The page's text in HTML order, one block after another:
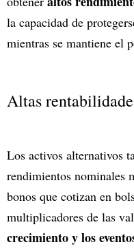
la capacidad de
mientras se mantiene el
Altas
Los activos alternativos
rendimientos nominales
bonos que cotizan en
multiplicadores de las
crecimiento y los